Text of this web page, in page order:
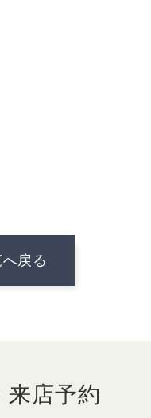
戻る
来店予約